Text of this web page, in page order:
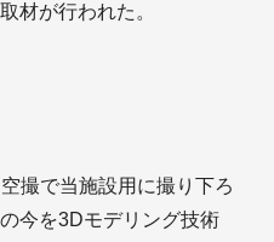
材が行われた。
撮で当施設用に撮り下ろ
今を3Dモデリング技術